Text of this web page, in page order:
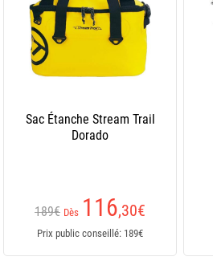
Sac Étanche Stream Trail
Dorado
189€ Dès 116,30€
Prix public conseillé: 189€